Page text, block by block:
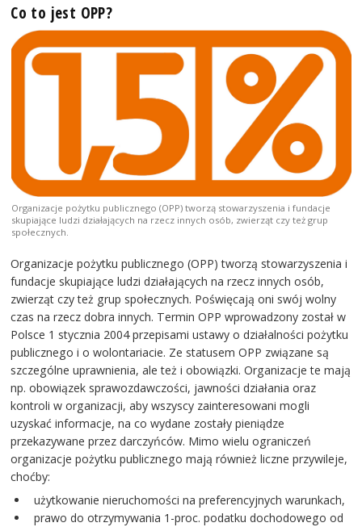
Co to jest OPP?
Organizacje pożytku publicznego (OPP) tworzą stowarzyszenia i fundacje
skupiające ludzi działających na rzecz innych osób, zwierząt czy też grup
społecznych.
Organizacje pożytku publicznego (OPP) tworzą stowarzyszenia i
fundacje skupiające ludzi działających na rzecz innych osób,
zwierząt czy też grup społecznych. Poświęcają oni swój wolny
czas na rzecz dobra innych. Termin OPP wprowadzony został w
Polsce 1 stycznia 2004 przepisami ustawy o działalności pożytku
publicznego i o wolontariacie. Ze statusem OPP związane są
szczególne uprawnienia, ale też i obowiązki. Organizacje te mają
np. obowiązek sprawozdawczości, jawności działania oraz
kontroli w organizacji, aby wszyscy zainteresowani mogli
uzyskać informacje, na co wydane zostały pieniądze
przekazywane przez darczyńców. Mimo wielu ograniczeń
organizacje pożytku publicznego mają również liczne przywileje,
choćby:
użytkowanie nieruchomości na preferencyjnych warunkach,
prawo do otrzymywania 1-proc. podatku dochodowego od